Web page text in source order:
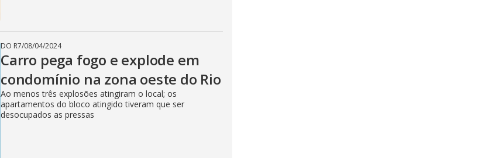
DO R7/08/04/2024
Carro pega fogo e explode em
condomínio na zona oeste do Rio
Ao menos três explosões atingiram o local; os
apartamentos do bloco atingido tiveram que ser
desocupados as pressas